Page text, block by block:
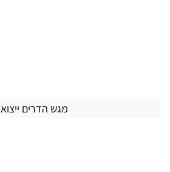
מגש הדרים ייצוא